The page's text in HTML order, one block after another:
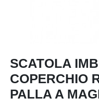
SCATOLA
COPERCHIO
PALLA A